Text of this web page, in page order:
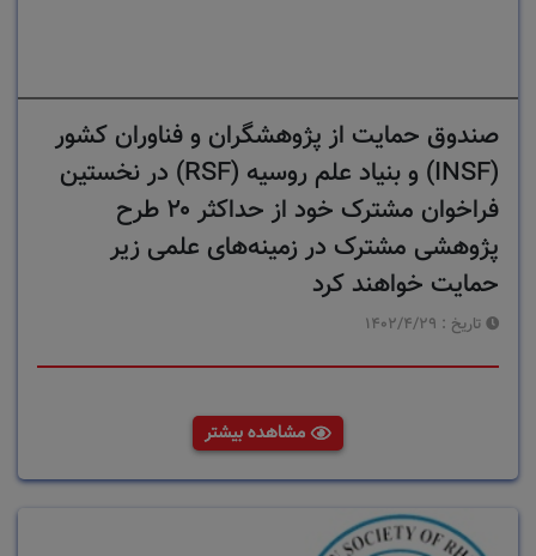
صندوق حمایت از پژوهشگران و فناوران کشور
(INSF) و بنیاد علم روسیه (RSF) در نخستین
فراخوان مشترک خود از حداکثر ۲۰ طرح
پژوهشی مشترک در زمینه‌های علمی زیر
حمایت خواهند کرد
تاریخ : 1402/4/29
مشاهده بیشتر